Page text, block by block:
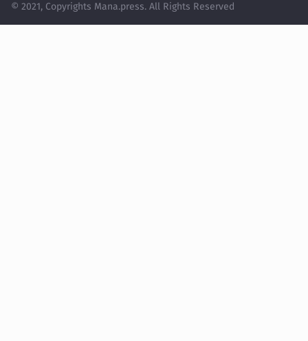
© 2021, Copyrights Mana.press. All Rights Reserved